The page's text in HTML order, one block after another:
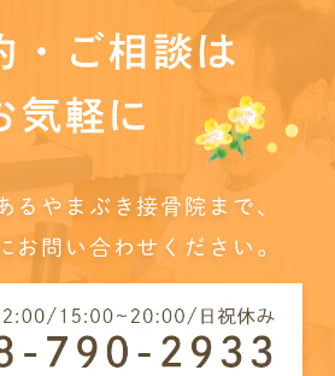
・ご相談は
気軽に
るやまぶき接骨院まで、
お問い合わせください。